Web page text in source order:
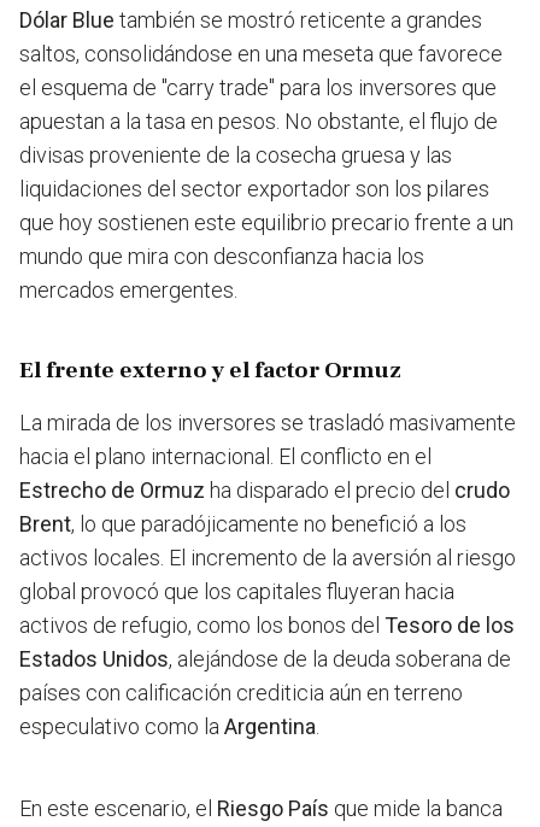
Dólar Blue también se mostró reticente a grandes
saltos, consolidándose en una meseta que favorece
el esquema de "carry trade" para los inversores que
apuestan a la tasa en pesos. No obstante, el flujo de
divisas proveniente de la cosecha gruesa y las
liquidaciones del sector exportador son los pilares
que hoy sostienen este equilibrio precario frente a un
mundo que mira con desconfianza hacia los
mercados emergentes.
El frente externo y el factor Ormuz
La mirada de los inversores se trasladó masivamente
hacia el plano internacional. El conflicto en el
Estrecho de Ormuz ha disparado el precio del crudo
Brent, lo que paradójicamente no benefició a los
activos locales. El incremento de la aversión al riesgo
global provocó que los capitales fluyeran hacia
activos de refugio, como los bonos del Tesoro de los
Estados Unidos, alejándose de la deuda soberana de
países con calificación crediticia aún en terreno
especulativo como la Argentina
En este escenario, el Riesgo País que mide la banca